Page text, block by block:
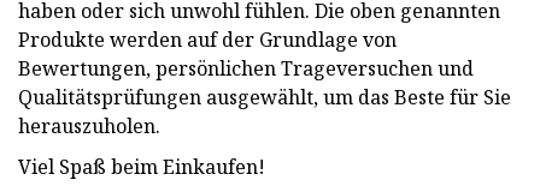
haben oder sich unwohl fühlen. Die oben genannten
Produkte werden auf der Grundlage von
Bewertungen, persönlichen Trageversuchen und
Qualitätsprüfungen ausgewählt, um das Beste für Sie
herauszuholen.
Viel Spaß beim Einkaufen!